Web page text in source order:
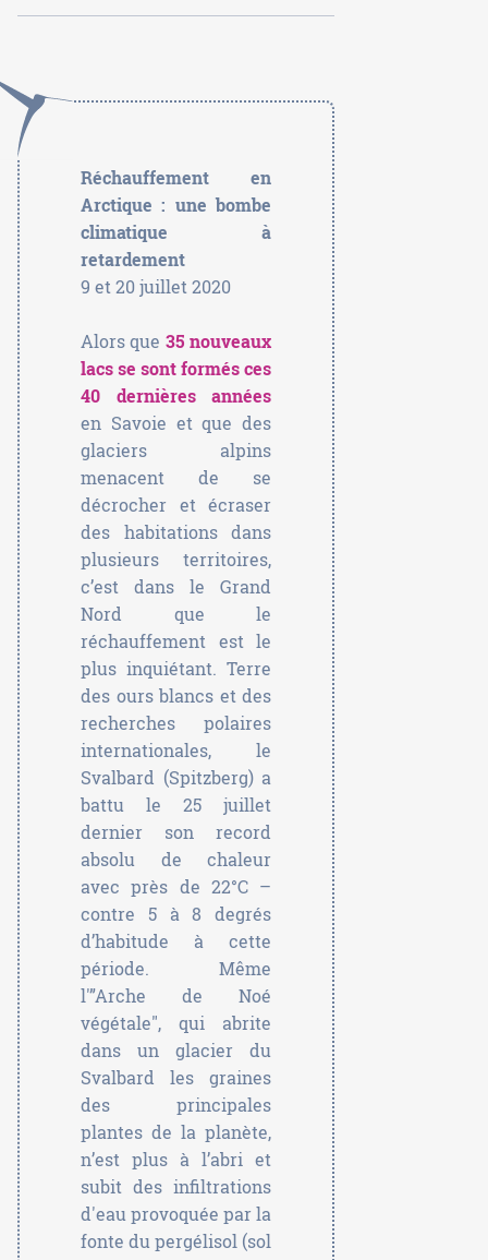
Réchauffement en
Arctique : une bombe
climatique à
retardement
9 et 20 juillet 2020
Alors que 35 nouveaux
lacs se sont formés ces
40 dernières années
en Savoie et que des
glaciers alpins
menacent de se
décrocher et écraser
des habitations dans
plusieurs territoires,
c’est dans le Grand
Nord que le
réchauffement est le
plus inquiétant. Terre
des ours blancs et des
recherches polaires
internationales, le
Svalbard (Spitzberg) a
battu le 25 juillet
dernier son record
absolu de chaleur
avec près de 22°C –
contre 5 à 8 degrés
d’habitude à cette
période. Même
l'”Arche de Noé
végétale", qui abrite
dans un glacier du
Svalbard les graines
des principales
plantes de la planète,
n’est plus à l’abri et
subit des infiltrations
d'eau provoquée par la
fonte du pergélisol (sol